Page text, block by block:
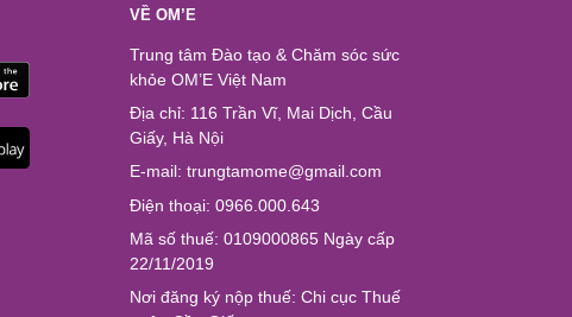
VỀ OM’E
Trung tâm Đào tạo & Chăm sóc sức
khỏe OM’E Việt Nam
Địa chỉ: 116 Trần Vĩ, Mai Dịch, Cầu
Giấy, Hà Nội
E-mail: trungtamome@gmail.com
Điện thoại: 0966.000.643
Mã số thuế: 0109000865 Ngày cấp
22/11/2019
Nơi đăng ký nộp thuế: Chi cục Thuế